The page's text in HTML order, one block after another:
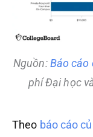
Nguồn:Báo cáo
phí Đại học
Theo báo cáo